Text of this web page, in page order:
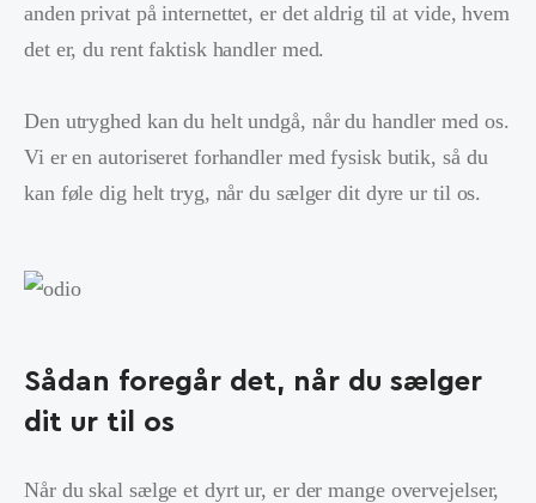
anden privat på internettet, er det aldrig til at vide, hvem
det er, du rent faktisk handler med.
Den utryghed kan du helt undgå, når du handler med os.
Vi er en autoriseret forhandler med fysisk butik, så du
kan føle dig helt tryg, når du sælger dit dyre ur til os.
Sådan foregår det, når du sælger
dit ur til os
Når du skal sælge et dyrt ur, er der mange overvejelser,